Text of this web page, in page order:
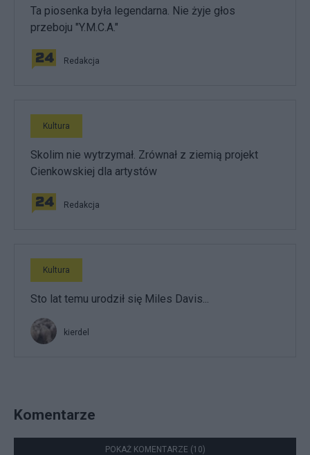
Ta piosenka była legendarna. Nie żyje głos
przeboju "Y.M.C.A."
Redakcja
Kultura
Skolim nie wytrzymał. Zrównał z ziemią projekt
Cienkowskiej dla artystów
Redakcja
Kultura
Sto lat temu urodził się Miles Davis...
kierdel
Komentarze
POKAŻ KOMENTARZE (10)